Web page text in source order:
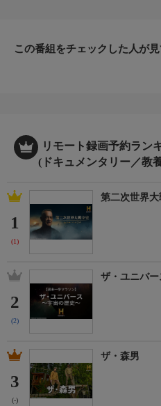
この番組をチェックした人が
リモート録画予約ラン
(ドキュメンタリー／教
1
(1)
第二次世界
2
(2)
ザ・ユニバ
3
(-)
ザ・森男